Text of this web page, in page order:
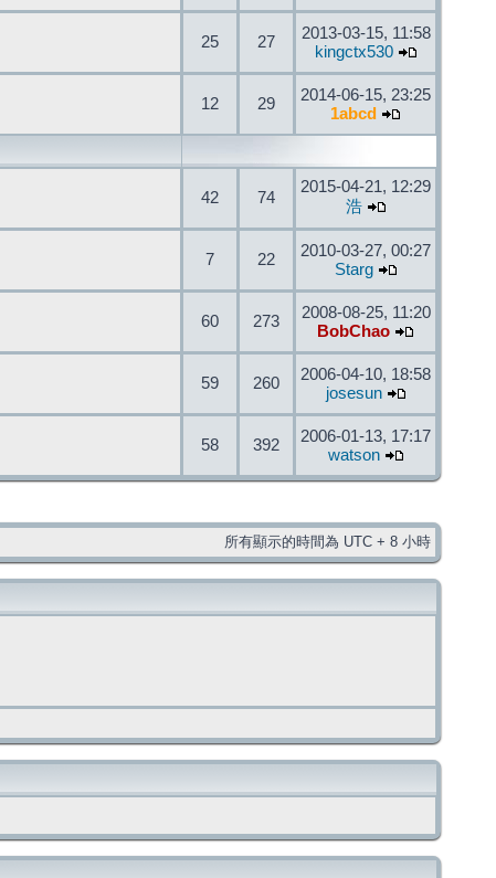
25 27
2013-03-15, 11:58
kingctx530
12 29
2014-06-15, 23:25
1abcd
42 74
2015-04-21, 12:29
浩
7 22
2010-03-27, 00:27
Starg
60 273
2008-08-25, 11:20
BobChao
59 260
2006-04-10, 18:58
josesun
58 392
2006-01-13, 17:17
watson
所有顯示的時間為 UTC + 8 小時